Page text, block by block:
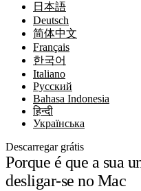
日本語
Deutsch
简体中文
Français
한국어
Italiano
Русский
Bahasa Indonesia
हिन्दी
Українська
Descarregar grátis
Porque é que a sua
desligar-se no Mac